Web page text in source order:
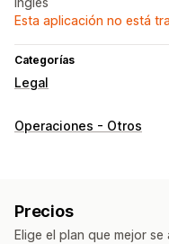
Esta aplicación no está
Categorías
Legal
Cumplimiento
Operaciones - Otros
Precios
Elige el plan que mejor